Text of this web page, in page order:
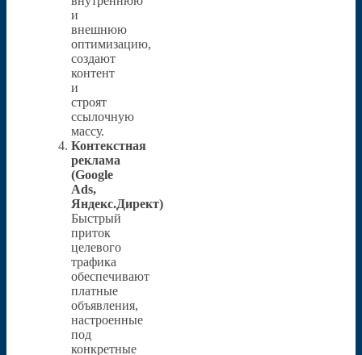
и
внешнюю
оптимизацию,
создают
контент
и
строят
ссылочную
массу.
Контекстная
реклама
(Google
Ads,
Яндекс.Директ)
Быстрый
приток
целевого
трафика
обеспечивают
платные
объявления,
настроенные
под
конкретные